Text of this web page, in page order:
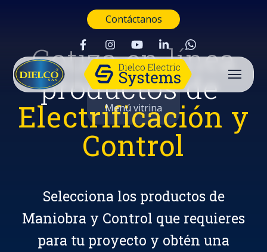
Contáctanos
Menú vitrina
Cotiza en línea
productos de
Electrificación y
Control
Selecciona los productos de
Maniobra y Control que requieres
para tu proyecto y obtén una